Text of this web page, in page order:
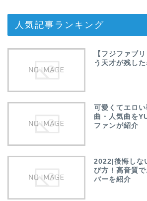
人気記事ランキング
【フジファブ
う天才が残し
可愛くてエロ
曲・人気曲を
ファンが紹介
2022|後悔しな
び方！高音質
バーを紹介